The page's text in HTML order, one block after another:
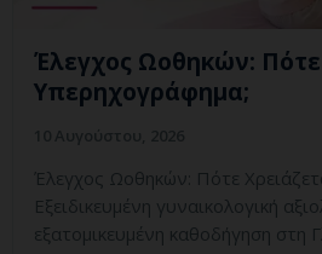
Έλεγχος Ωοθηκών: Πότε
Υπερηχογράφημα;
Έλεγχος Ωοθηκών: Πότε
Εξειδικευμένη γυναικολογική
εξατομικευμένη καθοδήγηση στη